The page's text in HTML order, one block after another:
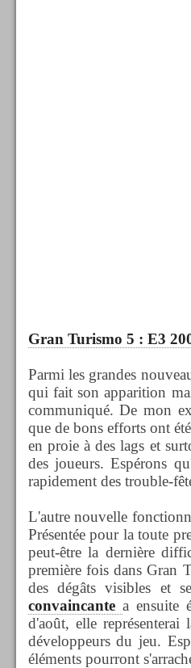
Gran Turismo 5 : E3
Parmi les grandes
qui fait son apparition
communiqué. De mon
que de bons efforts ont
en proie à des lags et
des joueurs. Espérons
rapidement des trouble-
L'autre nouvelle
Présentée pour la toute
peut-être la dernière
première fois dans Gran
des dégâts visibles et
convaincante a ensuite
d'août, elle représenterai
développeurs du jeu.
éléments pourront